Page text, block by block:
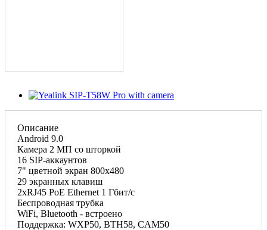
Описание
Android 9.0
Камера 2 МП со шторкой
16 SIP-аккаунтов
7" цветной экран 800х480
29 экранных клавиш
2хRJ45 PoE Ethernet 1 Гбит/с
Беспроводная трубка
WiFi, Bluetooth - встроено
Поддержка: WXP50, BTH58, CAM50